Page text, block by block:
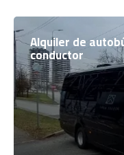
Alquiler de
conductor